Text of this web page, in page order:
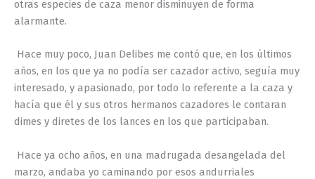
otras especies de caza menor disminuyen de forma
alarmante.
Hace muy poco, Juan Delibes me contó que, en los últimos
años, en los que ya no podía ser cazador activo, seguía muy
interesado, y apasionado, por todo lo referente a la caza y
hacía que él y sus otros hermanos cazadores le contaran
dimes y diretes de los lances en los que participaban.
Hace ya ocho años, en una madrugada desangelada del
marzo, andaba yo caminando por esos andurriales